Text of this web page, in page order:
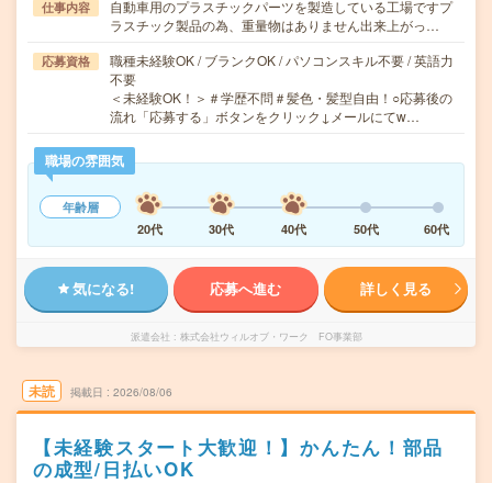
仕事内容
自動車用のプラスチックパーツを製造している工場ですプ
ラスチック製品の為、重量物はありません出来上がっ…
応募資格
職種未経験OK / ブランクOK / パソコンスキル不要 / 英語力
不要
＜未経験OK！＞＃学歴不問＃髪色・髪型自由！○応募後の
流れ「応募する」ボタンをクリック↓メールにてw…
職場の雰囲気
年齢層
20代
30代 40代 50代 60代
気になる! 応募へ進む 詳しく見る
派遣会社 株式会社ウィルオブ・ワーク FO事業部
未読 掲載日 2026/08/06
【未経験スタート大歓迎！】かんたん！部品
の成型/日払いOK